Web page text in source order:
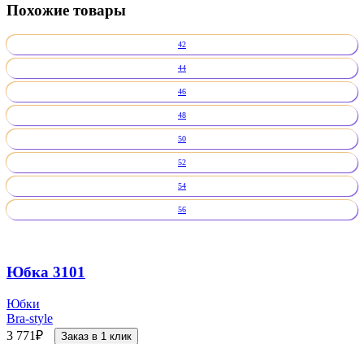
Похожие товары
42
44
46
48
50
52
54
56
Юбка 3101
Юбки
Bra-style
3 771₽ Заказ в 1 клик